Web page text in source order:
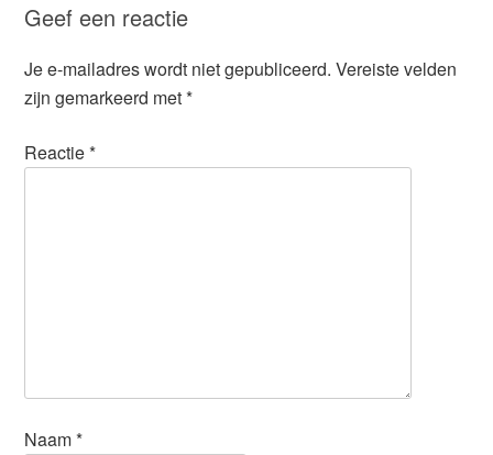
Geef een reactie
Je e-mailadres wordt niet gepubliceerd. Vereiste velden
zijn gemarkeerd met*
Reactie*
Naam*